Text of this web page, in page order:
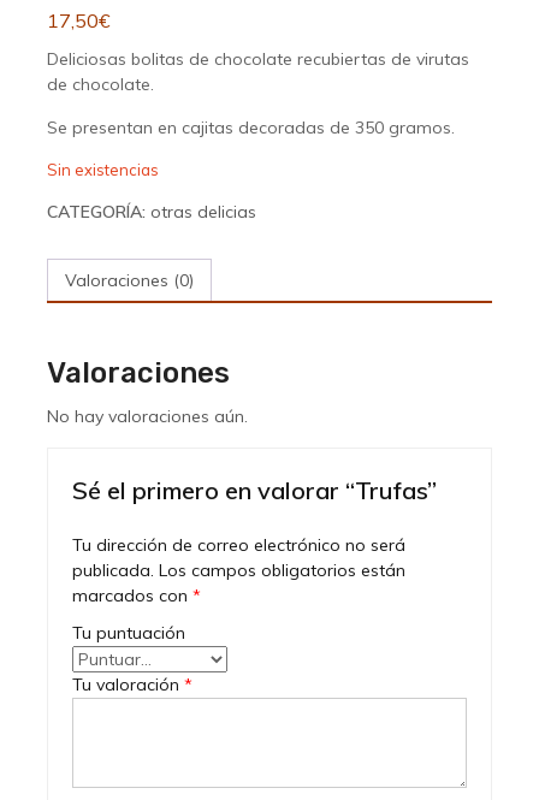
17,50€
Deliciosas bolitas de chocolate recubiertas de virutas
de chocolate.
Se presentan en cajitas decoradas de 350 gramos.
Sin existencias
CATEGORÍA: otras delicias
Valoraciones (0)
Valoraciones
No hay valoraciones aún.
Sé el primero en valorar “Trufas”
Tu dirección de correo electrónico no será
publicada. Los campos obligatorios están
marcados con *
Tu puntuación
Tu valoración *